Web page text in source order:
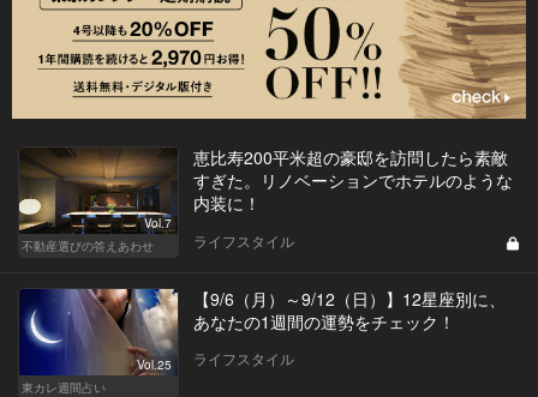
Vol.7
不動産選びの答えあわせ
恵比寿200平米超の豪邸を訪問したら素敵
すぎた。リノベーションでホテルのような
内装に！
ライフスタイル
Vol.25
東カレ週間占い
【9/6（月）～9/12（日）】12星座別に、
あなたの1週間の運勢をチェック！
ライフスタイル